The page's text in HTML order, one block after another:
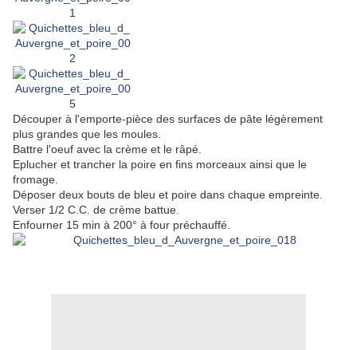
Découper à l'emporte-pièce des surfaces de pâte légèrement
plus grandes que les moules.
Battre l'oeuf avec la crème et le râpé.
Eplucher et trancher la poire en fins morceaux ainsi que le
fromage.
Déposer deux bouts de bleu et poire dans chaque empreinte.
Verser 1/2 C.C. de crème battue.
Enfourner 15 min à 200° à four préchauffé.